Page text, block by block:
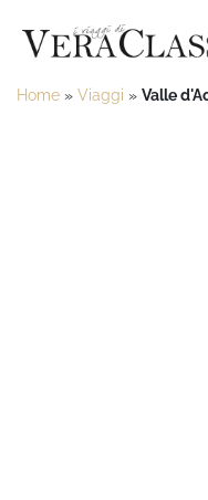
Home » Viaggi » Valle